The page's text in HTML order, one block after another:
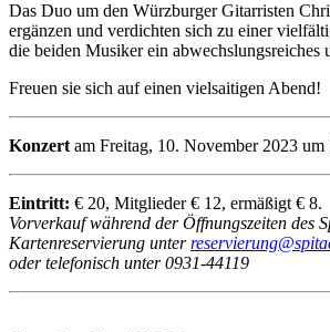
Das Duo um den Würzburger Gitarristen
ergänzen und verdichten sich zu einer
die beiden Musiker ein abwechslungsreiches
Freuen sie sich auf einen vielsaitigen Abend!
Konzert am Freitag, 10. November 2023
Eintritt: € 20, Mitglieder € 12, ermäßigt € 8.
Vorverkauf während der Öffnungszeiten des
Kartenreservierung unter
oder telefonisch unter 0931-44119